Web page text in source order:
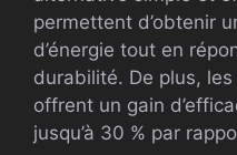
permettent d’obtenir
d’énergie tout en
durabilité. De plus,
offrent un gain
jusqu’à 30 % par